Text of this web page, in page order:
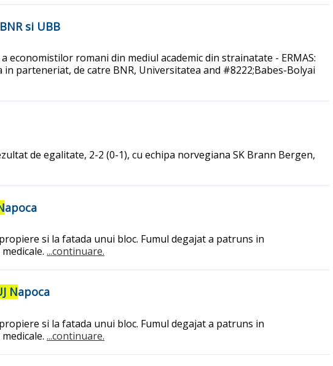
si UBB
economistilor romani din mediul academic din strainatate - ERMAS:
parteneriat, de catre BNR, Universitatea and #8222;Babes-Bolyai
de egalitate, 2-2 (0-1), cu echipa norvegiana SK Brann Bergen,
apoca
si la fatada unui bloc. Fumul degajat a patruns in
...continuare.
Napoca
si la fatada unui bloc. Fumul degajat a patruns in
...continuare.